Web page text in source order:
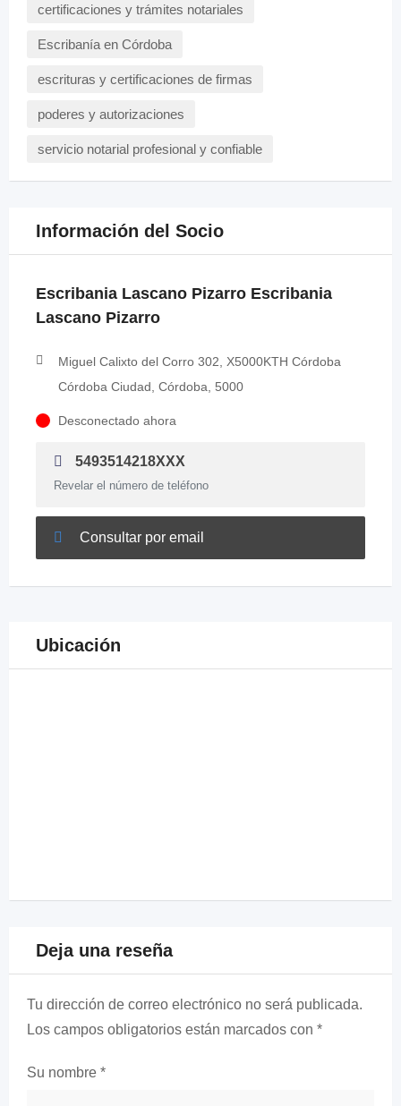
certificaciones y trámites notariales
Escribanía en Córdoba
escrituras y certificaciones de firmas
poderes y autorizaciones
servicio notarial profesional y confiable
Información del Socio
Escribania Lascano Pizarro Escribania
Lascano Pizarro
Miguel Calixto del Corro 302, X5000KTH Córdoba
Córdoba Ciudad, Córdoba, 5000
Desconectado ahora
5493514218XXX
Revelar el número de teléfono
Consultar por email
Ubicación
Deja una reseña
Tu dirección de correo electrónico no será publicada.
Los campos obligatorios están marcados con *
Su nombre *